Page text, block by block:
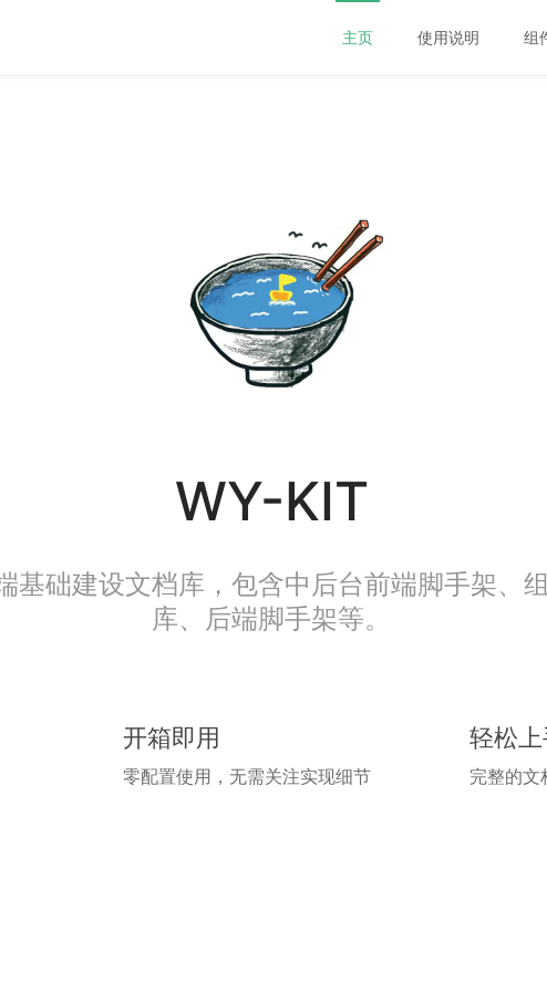
主页 使用说明 组
WY-KIT
基础建设文档库，包含中后台前端脚手架、
库、后端脚手架等。
开箱即用
零配置使用，无需关注实现细节
轻松
完整的文